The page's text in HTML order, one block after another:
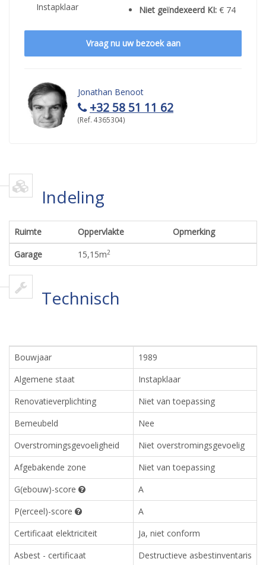
Instapklaar
Niet geïndexeerd KI: € 74
Vraag nu uw bezoek aan
Jonathan Benoot
+32 58 51 11 62
(Ref. 4365304)
Indeling
Ruimte Oppervlakte
Opmerking
Garage
15,15m2
Technisch
Bouwjaar
1989
Algemene staat
Instapklaar
Renovatieverplichting
Niet van toepassing
Bemeubeld
Nee
Overstromingsgevoeligheid
Niet overstromingsgevoelig
Afgebakende zone
Niet van toepassing
G(ebouw)-score
A
P(erceel)-score
A
Certificaat elektriciteit
Ja, niet conform
Asbest - certificaat
Destructieve asbestinventaris